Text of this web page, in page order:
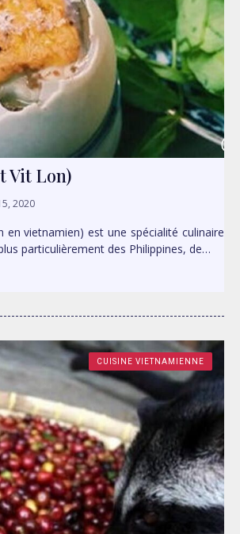
Vit Lon)
2020
en vietnamien) est une spécialité culinaire
particulièrement des Philippines, de…
CUISINE VIETNAMIENNE